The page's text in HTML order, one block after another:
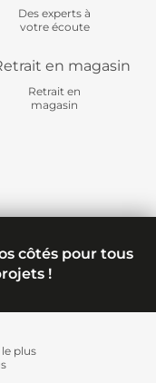
Des experts à
votre écoute
Retrait en
magasin
côtés pour tous
!
plus